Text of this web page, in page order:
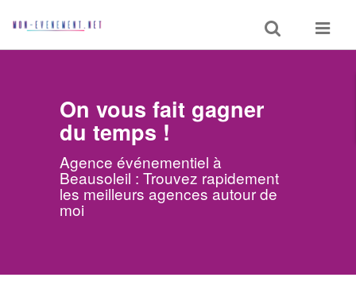
Toggle
search
Toggle
On vous fait gagner
du temps !
Agence événementiel à
Beausoleil : Trouvez rapidement
les meilleurs agences autour de
moi